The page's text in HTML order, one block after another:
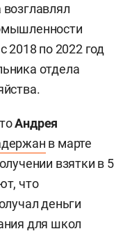
2018 по 2022 год
отдела
Андрея
в марте
взятки в 5
что
деньги
для школ